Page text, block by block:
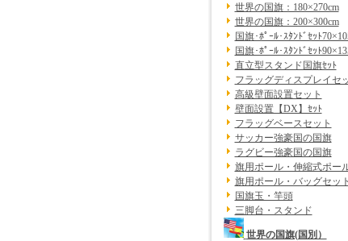
世界の国旗：180×270cm
世界の国旗：200×300cm
国旗･ﾎﾟｰﾙ･ｽﾀﾝﾄﾞｾｯﾄ
国旗･ﾎﾟｰﾙ･ｽﾀﾝﾄﾞｾｯﾄ
直立型スタンド国旗ｾｯﾄ
フラッグディスプレイセ
高級壁面設置セット
壁面設置【DX】ｾｯﾄ
フラッグベースセット
サッカー強豪国の国旗
ラグビー強豪国の国旗
旗用ポール・伸縮式ポー
旗用ポール・バッグセット
国旗玉・竿頭
三脚台・スタンド
世界の国旗(国別）